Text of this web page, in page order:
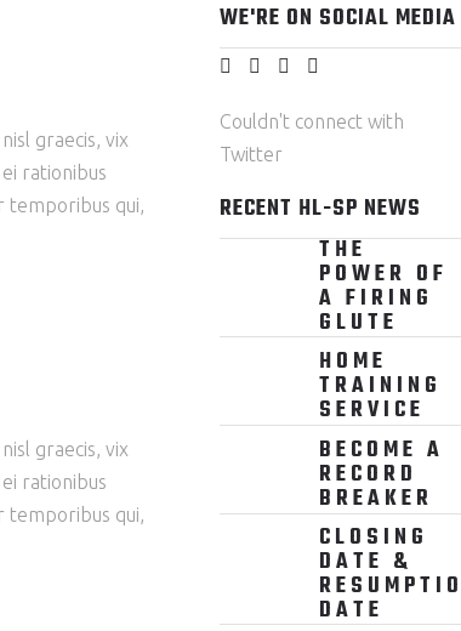
graecis, vix
rationibus
temporibus qui,
graecis, vix
rationibus
temporibus qui,
WE'RE ON SOCIAL MEDIA
Couldn't connect with
Twitter
RECENT HL-SP NEWS
THE
POWER OF
A FIRING
GLUTE
HOME
TRAINING
SERVICE
BECOME A
RECORD
BREAKER
CLOSING
DATE &
DATE